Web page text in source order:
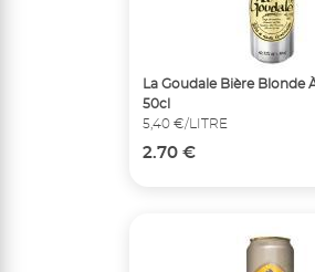
La Goudale Bière Blonde
50cl
5,40 €/LITRE
2.70 €